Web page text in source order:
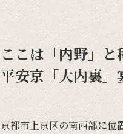
ここは「内野」と
平安京「大内裏」
京都市上京区の南西部に位